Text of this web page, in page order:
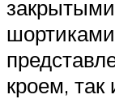
кроем,